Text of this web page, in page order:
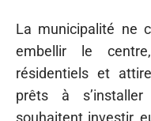
La municipalité ne
embellir le
résidentiels et
prêts à
souhaitent investir,